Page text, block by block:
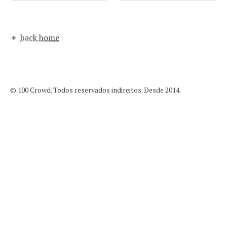
back home
© 100 Crowd. Todos reservados indireitos. Desde 2014.